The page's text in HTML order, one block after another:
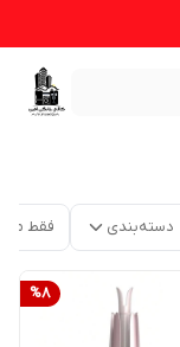
دسته‌بندی فقط
%8